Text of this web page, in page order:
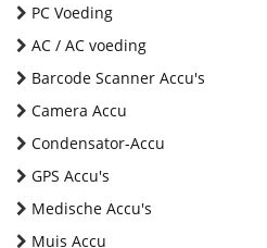
PC Voeding
AC / AC voeding
Barcode Scanner Accu's
Camera Accu
Condensator-Accu
GPS Accu's
Medische Accu's
Muis Accu